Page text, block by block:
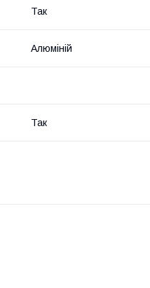
Так
Алюміній
Так